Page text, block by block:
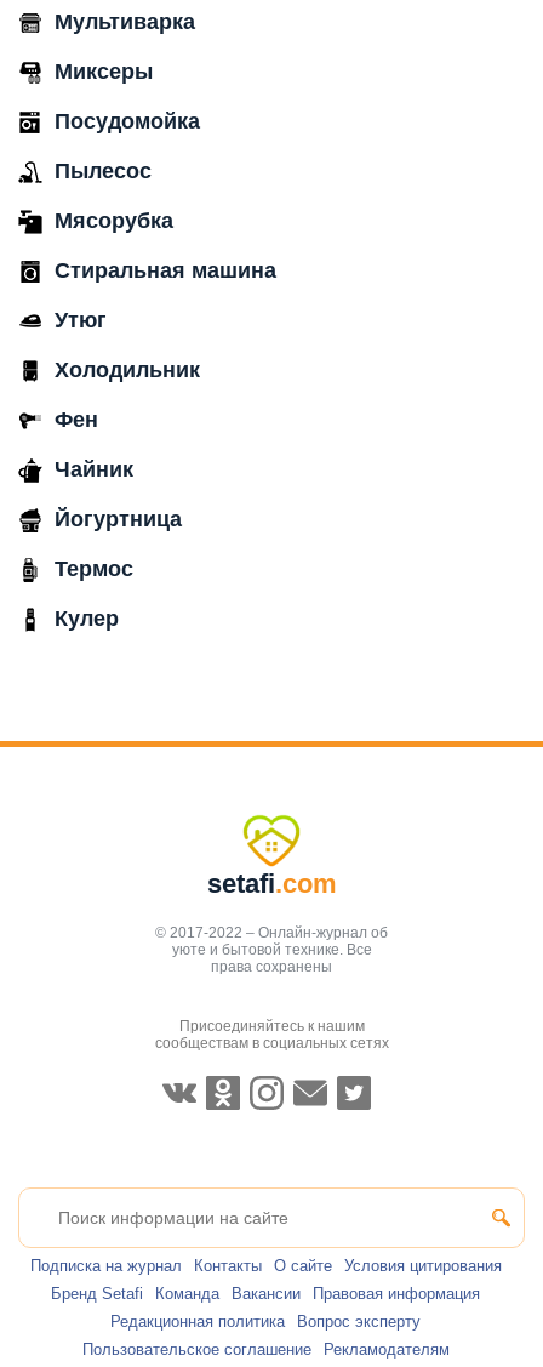
Мультиварка
Миксеры
Посудомойка
Пылесос
Мясорубка
Стиральная машина
Утюг
Холодильник
Фен
Чайник
Йогуртница
Термос
Кулер
setafi.com
© 2017-2022 – Онлайн-журнал об
уюте и бытовой технике. Все
права сохранены
Присоединяйтесь к нашим
сообществам в социальных сетях
Подписка на журнал Контакты О сайте
Условия цитирования
Бренд Setafi
Команда Вакансии
Правовая информация
Редакционная политика
Вопрос эксперту
Пользовательское соглашение
Рекламодателям